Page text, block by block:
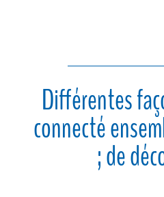
Différentes
connecté
; de